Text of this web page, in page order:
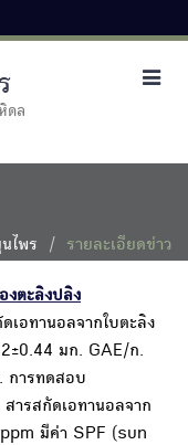
ดล
ไพร รายละเอียดข่าว
งตะลิงปลิง
เอทานอลจากใบตะลิง
มก. GAE/ก.
การทดสอบ
ารสกัดเอทานอลจาก
มีค่า SPF (sun